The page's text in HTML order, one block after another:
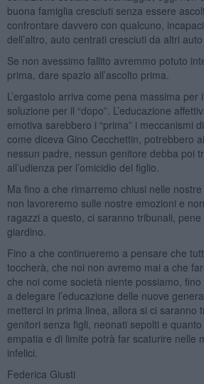
buona famiglia cresciuti senza essere
confrontare davvero con qualcuno,
dell’altro, auto centrati cresciuti da altri auto
Se non avessimo fallito avremmo potuto
prima, dare spazio all’ascolto prima.
L’ergastolo arriva come pena massima
soluzione per il “dopo”. L’educazione
emotiva sarebbero i “prima” i meccanismi
come diceva Gino Cecchettin, potrebbero
nessun padre, nessun genitore debba poi
all’udienza per l’omicidio del figlio.
Ma fino a che rimarremo chiusi nelle
non lavoreremo sulle nostre emozioni e
ragazzi a questo, ci saranno tribunali,
giardino.
Fino a che continueremo a pensare che
toccherà, che noi non avremo mai a che
che noi come società niente possiamo,
a delegare l’educazione delle nuove
metterci in prima linea, allora si ci saranno
genitori senza figli, neonati sepolti e
empatia e di limite potrà far scaturire nelle
infelici.
Federica Giusti